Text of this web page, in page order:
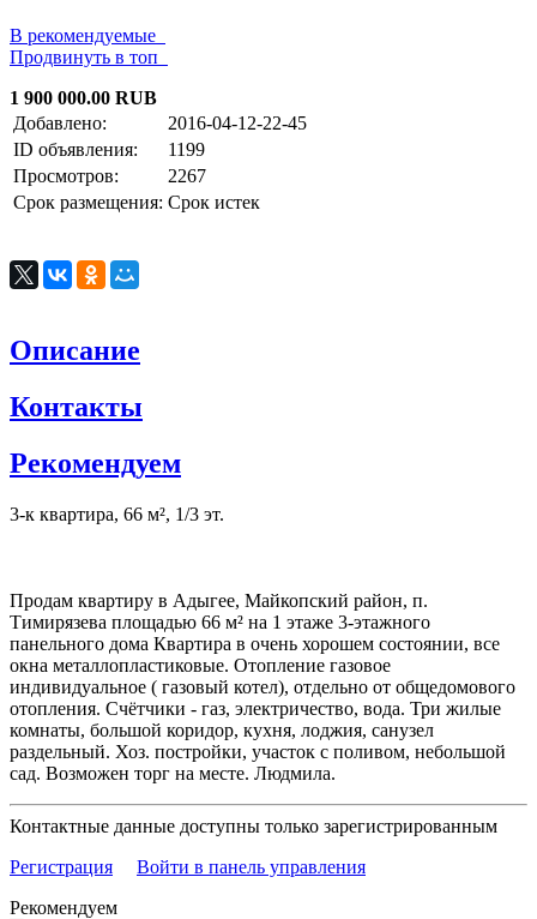
В рекомендуемые
Продвинуть в топ
1 900 000.00 RUB
Добавлено:
2016-04-12-22-45
ID объявления:
1199
Просмотров:
2267
Срок размещения: Срок истек
Описание
Контакты
Рекомендуем
3-к квартира, 66 м², 1/3 эт.
Продам квартиру в Адыгее, Майкопский район, п.
Тимирязева площадью 66 м² на 1 этаже 3-этажного
панельного дома Квартира в очень хорошем состоянии, все
окна металлопластиковые. Отопление газовое
индивидуальное ( газовый котел), отдельно от общедомового
отопления. Счётчики - газ, электричество, вода. Три жилые
комнаты, большой коридор, кухня, лоджия, санузел
раздельный. Хоз. постройки, участок с поливом, небольшой
сад. Возможен торг на месте. Людмила.
Контактные данные доступны только зарегистрированным
Регистрация
Войти в панель управления
Рекомендуем